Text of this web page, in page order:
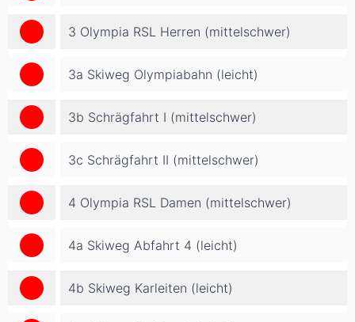
3 Olympia RSL Herren (mittelschwer)
3a Skiweg Olympiabahn (leicht)
3b Schrägfahrt I (mittelschwer)
3c Schrägfahrt II (mittelschwer)
4 Olympia RSL Damen (mittelschwer)
4a Skiweg Abfahrt 4 (leicht)
4b Skiweg Karleiten (leicht)